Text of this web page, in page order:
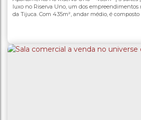
Vaga(s)
luxo no Riserva Uno, um dos empreendimentos
da Tijuca. Com 435m², andar médio, é
todas com armários embutidos, além de
vidro que proporcionam integração e conforto.